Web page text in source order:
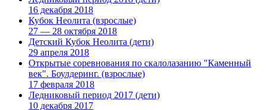
16 декабря 2018
Кубок Неолита (взрослые)
27 — 28 октября 2018
Детский Кубок Неолита (дети)
29 апреля 2018
Открытые соревнования по скалолазанию "Каменный
век". Боулдеринг. (взрослые)
17 февраля 2018
Ледниковый период 2017 (дети)
10 декабря 2017